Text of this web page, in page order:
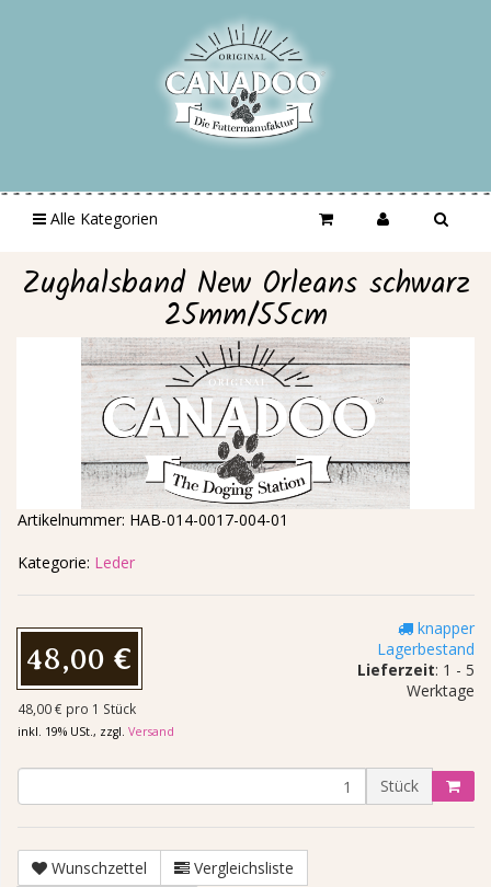
Alle Kategorien
Zughalsband New Orleans schwarz
25mm/55cm
Artikelnummer: HAB-014-0017-004-01
Kategorie: Leder
48,00 €
48,00 € pro 1 Stück
inkl. 19% USt., zzgl. Versand
knapper
Lagerbestand
Lieferzeit: 1 - 5
Werktage
Stück
Wunschzettel
Vergleichsliste